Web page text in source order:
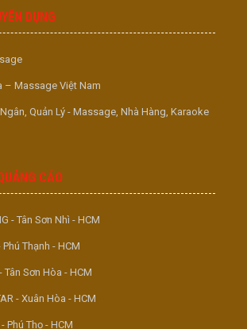
DỤNG
– Massage Việt Nam
Quản Lý - Massage, Nhà Hàng, Karaoke
CÁO
- Tân Sơn Nhì - HCM
Thạnh - HCM
Sơn Hòa - HCM
- Xuân Hòa - HCM
Phú Thọ - HCM